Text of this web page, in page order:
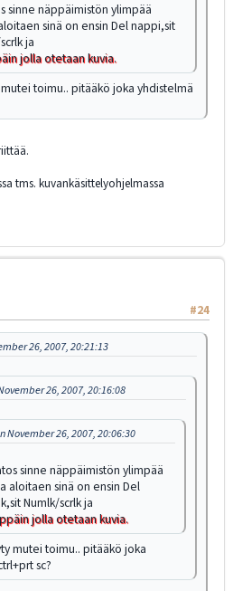
sinne näppäimistön ylimpää
sinä on ensin Del nappi,sit
ja
jolla otetaan kuvia.
toimu.. pitääkö joka yhdistelmä
tms. kuvankäsittelyohjelmassa
#24
26, 2007, 20:21:13
26, 2007, 20:16:08
November 26, 2007, 20:06:30
sinne näppäimistön ylimpää
aloitaen sinä on ensin Del
Numlk/scrlk ja
jolla otetaan kuvia.
mutei toimu.. pitääkö joka
sc?